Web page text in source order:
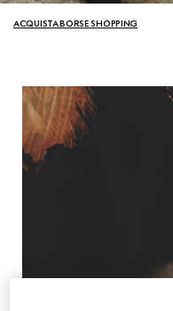
ACQUISTA BORSE SHOPPING